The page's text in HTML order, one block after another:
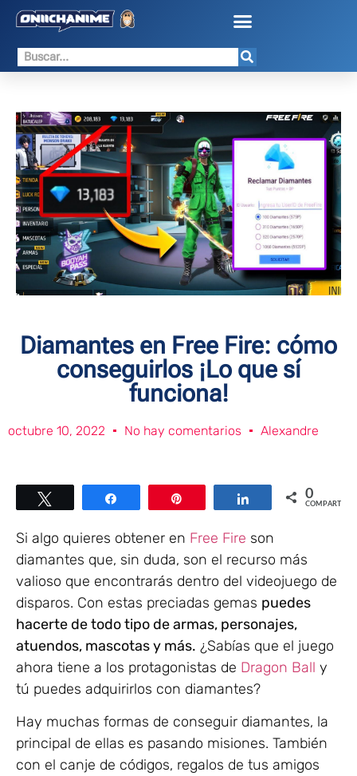
Diamantes en Free Fire: cómo
conseguirlos ¡Lo que sí
funciona!
octubre 10, 2022 No hay comentarios Alexandre
Compartir Compartir0
COMPARTIR
Si algo quieres obtener en Free Fire son
diamantes que, sin duda, son el recurso más
valioso que encontrarás dentro del videojuego de
disparos. Con estas preciadas gemas puedes
hacerte de todo tipo de armas, personajes,
atuendos, mascotas y más. ¿Sabías que el juego
ahora tiene a los protagonistas de Dragon Ball y
tú puedes adquirirlos con diamantes?
Hay muchas formas de conseguir diamantes, la
principal de ellas es pasando misiones. También
con el canje de códigos, regalos de tus amigos